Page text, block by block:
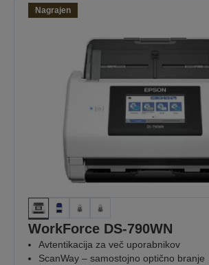
Nagrajen
WorkForce DS-790WN
Avtentikacija za več uporabnikov
ScanWay – samostojno optično branje